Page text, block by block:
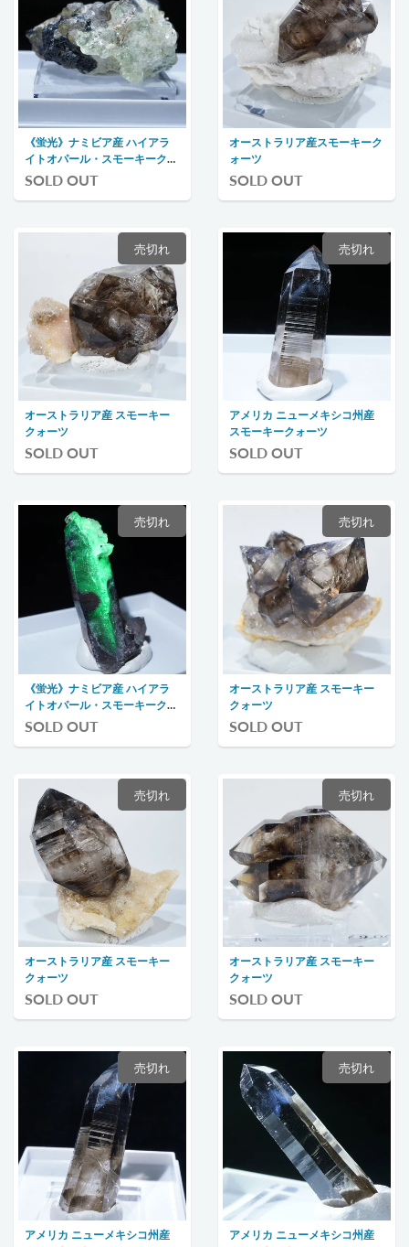
《蛍光》ナミビア産 ハイアラ
イトオパール・スモーキークォ
ーツ
SOLD OUT
オーストラリア産スモーキーク
ォーツ
SOLD OUT
売切れ
オーストラリア産 スモーキー
クォーツ
SOLD OUT
売切れ
アメリカ ニューメキシコ州産
スモーキークォーツ
SOLD OUT
売切れ
《蛍光》ナミビア産 ハイアラ
イトオパール・スモーキークォ
ーツ
SOLD OUT
売切れ
オーストラリア産 スモーキー
クォーツ
SOLD OUT
売切れ
オーストラリア産 スモーキー
クォーツ
SOLD OUT
売切れ
オーストラリア産 スモーキー
クォーツ
SOLD OUT
売切れ
アメリカ ニューメキシコ州産
売切れ
アメリカ ニューメキシコ州産